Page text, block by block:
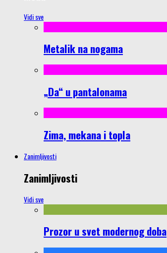
Vidi sve
Metalik na nogama
„Da“ u pantalonama
Zima, mekana i topla
Zanimljivosti
Zanimljivosti
Vidi sve
Prozor u svet modernog doba